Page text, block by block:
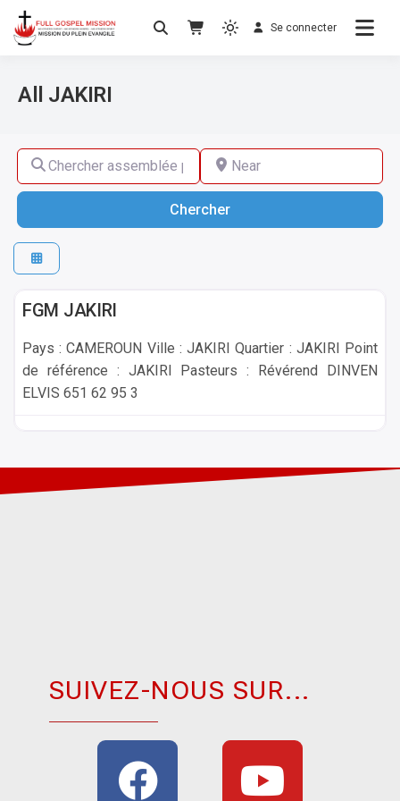
No others Christ – No others Gospel – No others
Se connecter
All JAKIRI
Chercher assemblée par son nom, ville ou pays
Near
ChercherChercher
JAKIRI
FGM JAKIRI
Pays : CAMEROUN Ville : JAKIRI Quartier : JAKIRI Point
de référence : JAKIRI Pasteurs : Révérend DINVEN
ELVIS 651 62 95 3
SUIVEZ-NOUS SUR...